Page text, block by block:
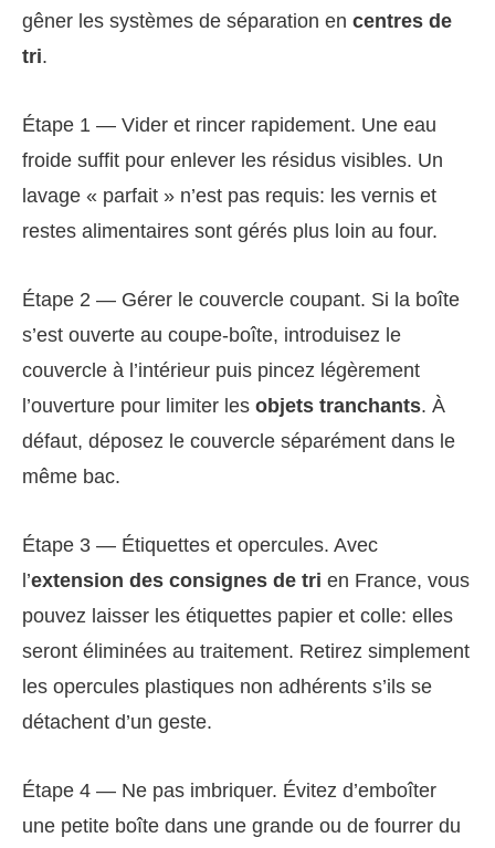
gêner les systèmes de séparation en centres de
tri.
Étape 1 — Vider et rincer rapidement. Une eau
froide suffit pour enlever les résidus visibles. Un
lavage « parfait » n’est pas requis: les vernis et
restes alimentaires sont gérés plus loin au four.
Étape 2 — Gérer le couvercle coupant. Si la boîte
s’est ouverte au coupe-boîte, introduisez le
couvercle à l’intérieur puis pincez légèrement
l’ouverture pour limiter les objets tranchants. À
défaut, déposez le couvercle séparément dans le
même bac.
Étape 3 — Étiquettes et opercules. Avec
l’extension des consignes de tri en France, vous
pouvez laisser les étiquettes papier et colle: elles
seront éliminées au traitement. Retirez simplement
les opercules plastiques non adhérents s’ils se
détachent d’un geste.
Étape 4 — Ne pas imbriquer. Évitez d’emboîter
une petite boîte dans une grande ou de fourrer du